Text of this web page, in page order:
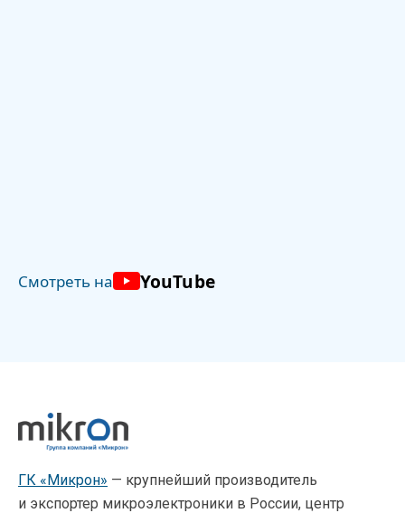
Смотреть на YouTube
ГК «Микрон» — крупнейший производитель
и экспортер микроэлектроники в России, центр